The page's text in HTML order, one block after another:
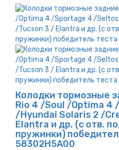
Колодки тормозные
Rio 4 /Soul /Optima
/Hyundai Solaris 2 /
Elantra и др. (с отв.
пружинки)
58302H5A00